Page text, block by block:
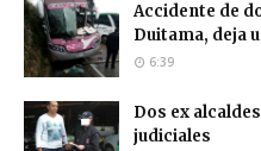
Accidente de
Duitama, deja
6:39
Dos ex
judiciales